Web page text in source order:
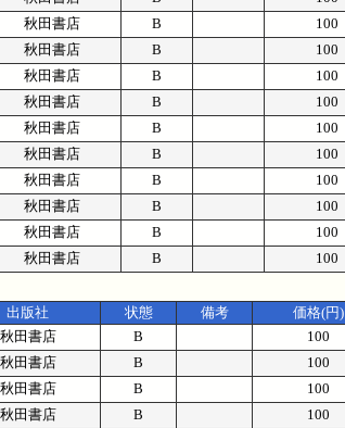
秋田書店 B 100
秋田書店 B 100
秋田書店 B 100
秋田書店 B 100
秋田書店 B 100
秋田書店 B 100
秋田書店 B 100
秋田書店 B 100
秋田書店 B 100
秋田書店 B 100
出版社 状態 備考 価格(円)
秋田書店 B 100
秋田書店 B 100
秋田書店 B 100
秋田書店 B 100